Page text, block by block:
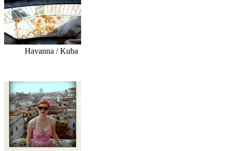
Havanna / Kuba